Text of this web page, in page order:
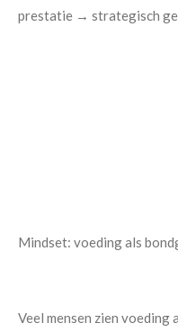
prestatie → strategisch
Mindset: voeding als
Veel mensen zien